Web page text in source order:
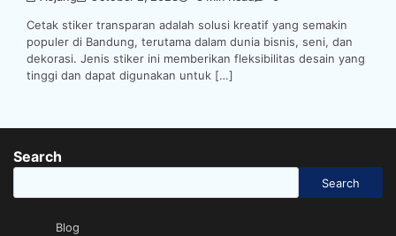
Cetak stiker transparan adalah solusi kreatif yang semakin
populer di Bandung, terutama dalam dunia bisnis, seni, dan
dekorasi. Jenis stiker ini memberikan fleksibilitas desain yang
tinggi dan dapat digunakan untuk […]
Search
Search
Blog